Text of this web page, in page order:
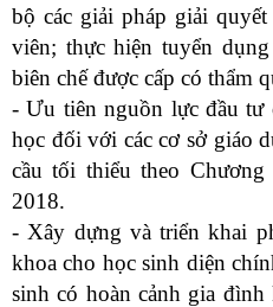
bộ các giải pháp giải
viên; thực hiện tuyển
biên chế được cấp có thẩm
- Ưu tiên nguồn lực đầu tư
học đối với các cơ sở giáo
cầu tối thiểu theo
2018.
- Xây dựng và triển khai
khoa cho học sinh diện
sinh có hoàn cảnh gia